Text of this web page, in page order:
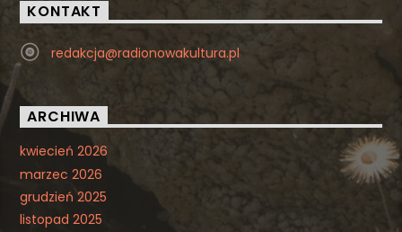
KONTAKT
redakcja@radionowakultura.pl
ARCHIWA
kwiecień 2026
marzec 2026
grudzień 2025
listopad 2025